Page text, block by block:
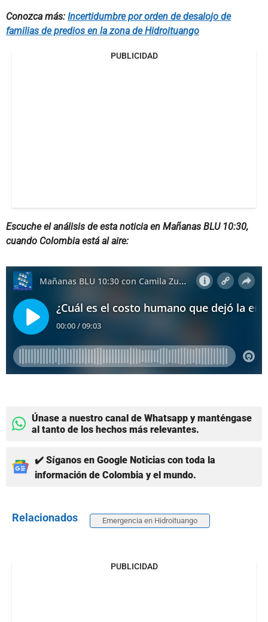
Conozca más: Incertidumbre por orden de desalojo de
familias de predios en la zona de Hidroituango
PUBLICIDAD
Escuche el análisis de esta noticia en Mañanas BLU 10:30,
cuando Colombia está al aire:
Únase a nuestro canal de Whatsapp y manténgase
al tanto de los hechos más relevantes.
✔️ Síganos en Google Noticias con toda la
información de Colombia y el mundo.
Relacionados Emergencia en Hidroituango
PUBLICIDAD